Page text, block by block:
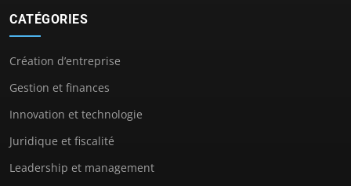
CATÉGORIES
Création d’entreprise
Gestion et finances
Innovation et technologie
Juridique et fiscalité
Leadership et management